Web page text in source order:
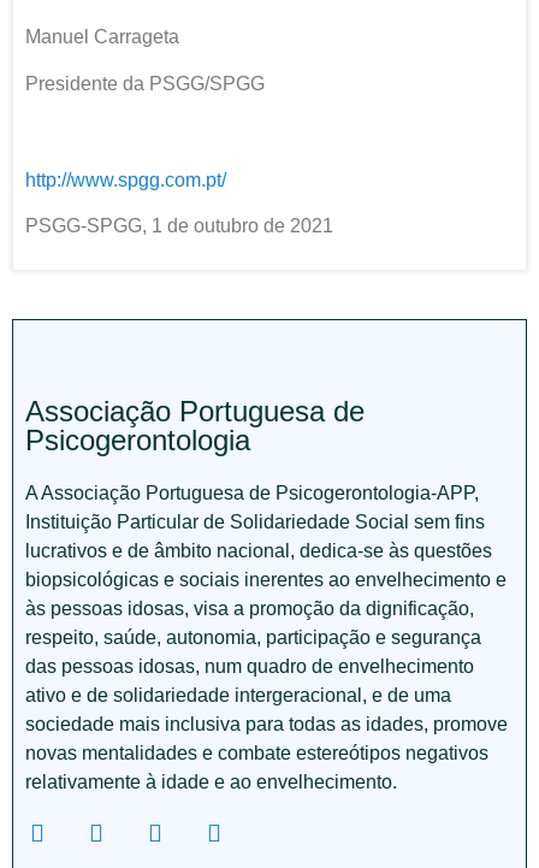
Manuel Carrageta
Presidente da PSGG/SPGG
http://www.spgg.com.pt/
PSGG-SPGG, 1 de outubro de 2021
Associação Portuguesa de
Psicogerontologia
A Associação Portuguesa de Psicogerontologia-APP,
Instituição Particular de Solidariedade Social sem fins
lucrativos e de âmbito nacional, dedica-se às questões
biopsicológicas e sociais inerentes ao envelhecimento e
às pessoas idosas, visa a promoção da dignificação,
respeito, saúde, autonomia, participação e segurança
das pessoas idosas, num quadro de envelhecimento
ativo e de solidariedade intergeracional, e de uma
sociedade mais inclusiva para todas as idades, promove
novas mentalidades e combate estereótipos negativos
relativamente à idade e ao envelhecimento.